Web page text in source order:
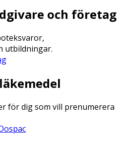
och företag
utbildningar.
för dig som vill prenumerera